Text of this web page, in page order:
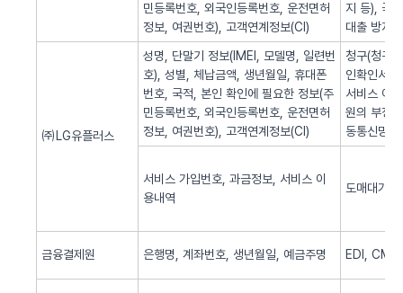
민등록번호, 외국인등록번호, 운전면허
정보, 여권번호), 고객연계정보(CI)
지 등), 국
대출 방지,
㈜LG유플러스
성명, 단말기 정보(IMEI, 모델명, 일련번
호), 성별, 체납금액, 생년월일, 휴대폰
번호, 국적, 본인 확인에 필요한 정보(주
민등록번호, 외국인등록번호, 운전면허
정보, 여권번호), 고객연계정보(CI)
청구(청구
인확인서
서비스 이
원의 부정
동통신망
서비스 가입번호, 과금정보, 서비스 이
용내역
도매대가
금융결제원 은행명, 계좌번호, 생년월일, 예금주명 EDI, CMS